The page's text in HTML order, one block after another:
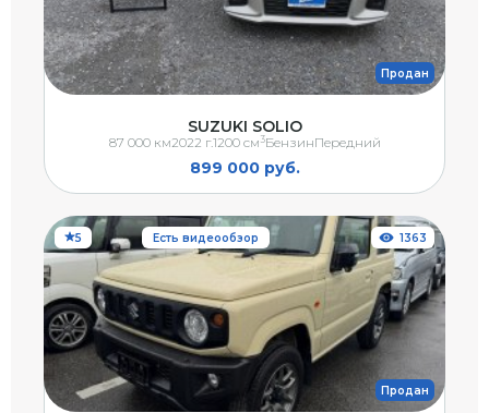
Продан
SUZUKI SOLIO
899 000 руб.
87 000 км2022 г.1200 см3БензинПередний
5 Есть видеообзор
Продан
1363